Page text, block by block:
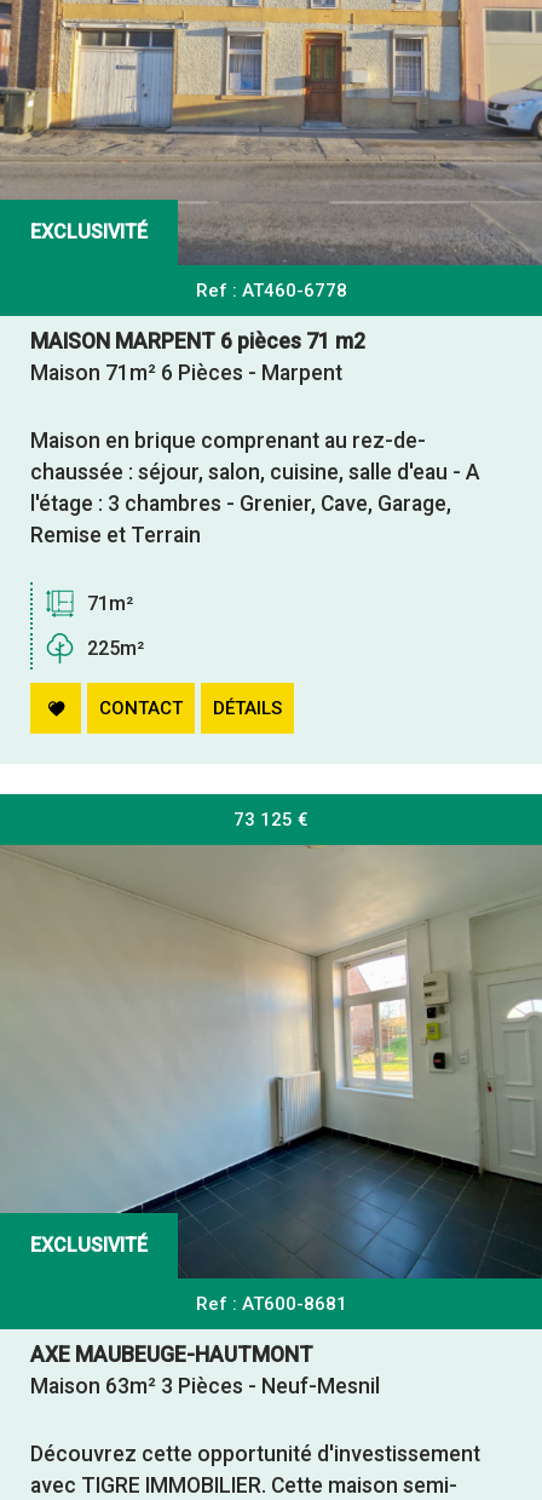
EXCLUSIVITÉ
Ref : AT460-6778
MAISON MARPENT 6 pièces 71 m2
Maison 71m² 6 Pièces - Marpent
Maison en brique comprenant au rez-de-
chaussée : séjour, salon, cuisine, salle d'eau - A
l'étage : 3 chambres - Grenier, Cave, Garage,
Remise et Terrain
71m²
225m²
CONTACT DÉTAILS
EXCLUSIVITÉ
73 125 €
Ref : AT600-8681
AXE MAUBEUGE-HAUTMONT
Maison 63m² 3 Pièces - Neuf-Mesnil
Découvrez cette opportunité d'investissement
avec TIGRE IMMOBILIER. Cette maison semi-